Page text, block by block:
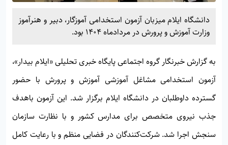
دانشگاه ایلام میزبان آزمون استخدامی آموزگار، دبیر و هنرآموز
وزارت آموزش‌ و پرورش در مردادماه ۱۴۰۴ بود.
به گزارش خبرنگار گروه اجتماعی پایگاه خبری تحلیلی «ایلام بیدار»،
آزمون استخدامی مشاغل آموزشی آموزش‌ و پرورش با حضور
گسترده داوطلبان در دانشگاه ایلام برگزار شد. این آزمون باهدف
جذب نیروی متخصص برای مدارس کشور و با نظارت سازمان
سنجش اجرا شد. شرکت‌کنندگان در فضایی منظم و با رعایت کامل